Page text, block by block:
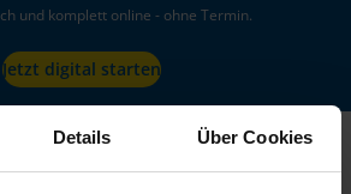
Details Über Cookies
und komplett online - ohne Termin.
Jetzt digital starten